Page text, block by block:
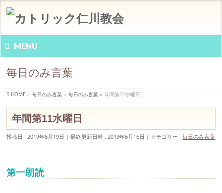
MENU
毎日のみ言葉
HOME » 毎日のみ言葉 » 毎日のみ言葉 » 年間第11水曜日
年間第11水曜日
投稿日 : 2019年6月19日 最終更新日時 : 2019年6月16日 カテゴリー :毎日のみ言葉
第一朗読